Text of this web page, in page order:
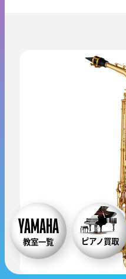
教室一覧 ピアノ買取